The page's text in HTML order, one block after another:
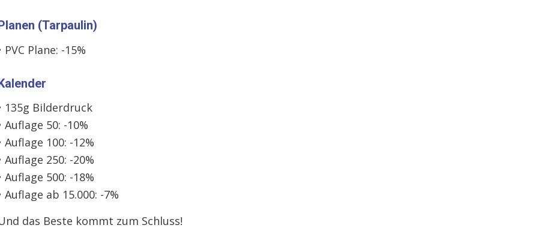
(Tarpaulin)
PVC Plane: -15%
135g Bilderdruck
Auflage 50: -10%
Auflage 100: -12%
Auflage 250: -20%
Auflage 500: -18%
Auflage ab 15.000: -7%
das Beste kommt zum Schluss!